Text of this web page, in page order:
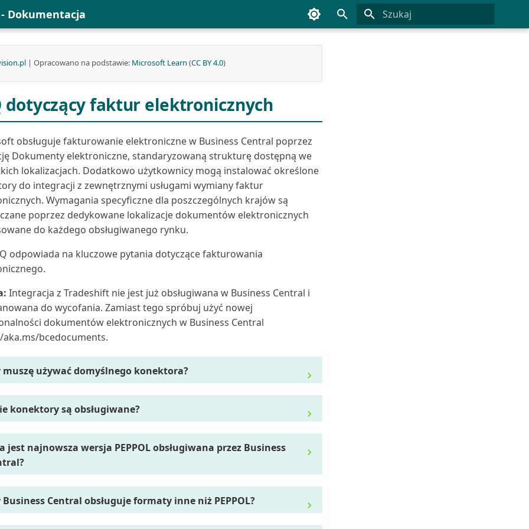
Dokumentacja
| Opracowano na podstawie: Microsoft Learn (CC BY 4.0)
dotyczący faktur elektronicznych
obsługuje fakturowanie elektroniczne w Business Central poprzez
Dokumenty elektroniczne, standaryzowaną strukturę dostępną we
lokalizacjach. Dodatkowo użytkownicy mogą instalować określone
do integracji z zewnętrznymi usługami wymiany faktur
Wymagania specyficzne dla poszczególnych krajów są
poprzez dedykowane lokalizacje dokumentów elektronicznych
do każdego obsługiwanego rynku.
odpowiada na kluczowe pytania dotyczące fakturowania
Integracja z Tradeshift nie jest już obsługiwana w Business Central i
do wycofania. Zamiast tego spróbuj użyć nowej
dokumentów elektronicznych w Business Central
bcedocuments.
muszę używać domyślnego konektora?
konektory są obsługiwane?
jest najnowsza wersja PEPPOL obsługiwana przez Business
Business Central obsługuje formaty inne niż PEPPOL?